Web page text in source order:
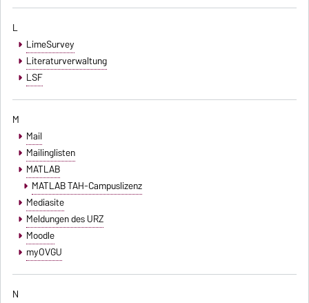
L
LimeSurvey
Literaturverwaltung
LSF
M
Mail
Mailinglisten
MATLAB
MATLAB TAH-Campuslizenz
Mediasite
Meldungen des URZ
Moodle
myOVGU
N